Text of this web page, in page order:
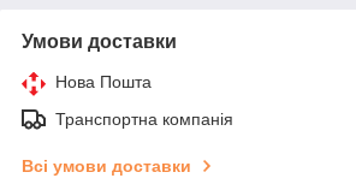
Умови доставки
Нова Пошта
Транспортна компанія
Всі умови доставки